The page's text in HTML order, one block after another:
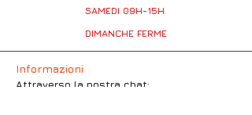
SAMEDI 09H-15H
DIMANCHE FERME
Informazioni
Attraverso la nostra chat: